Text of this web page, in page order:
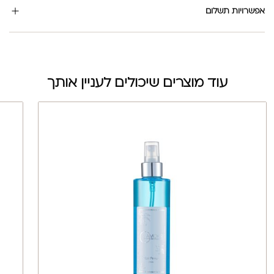
אפשרויות תשלום
עוד מוצרים שיכולים לעניין אותך